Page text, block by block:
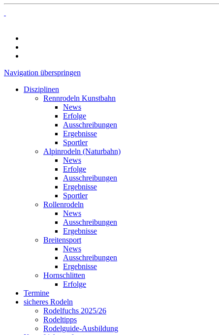
Navigation überspringen
Disziplinen
Rennrodeln Kunstbahn
News
Erfolge
Ausschreibungen
Ergebnisse
Sportler
Alpinrodeln (Naturbahn)
News
Erfolge
Ausschreibungen
Ergebnisse
Sportler
Rollenrodeln
News
Ausschreibungen
Ergebnisse
Breitensport
News
Ausschreibungen
Ergebnisse
Hornschlitten
Erfolge
Termine
sicheres Rodeln
Rodelfuchs 2025/26
Rodeltipps
Rodelguide-Ausbildung